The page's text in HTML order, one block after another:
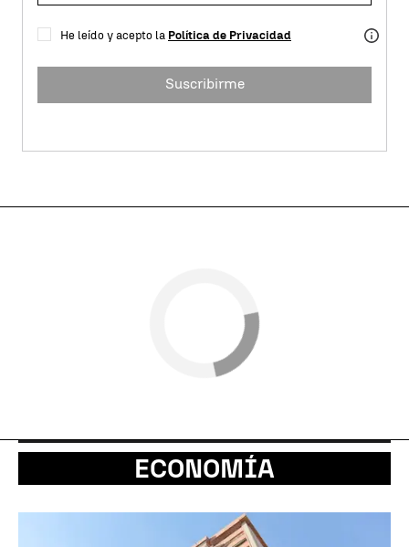
He leído y acepto la Política de Privacidad
Suscribirme
ECONOMÍA